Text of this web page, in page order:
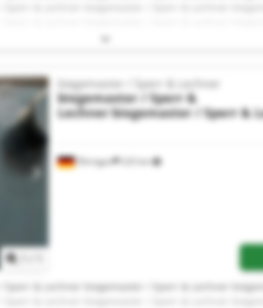
Sperr & Lechner biegemaster / Sperr & Lechner
Öhringen 225 km
biegemaster / Sperr & Lechner
biegemaster / Sperr &
Lechner biegemaster / Sperr &
Sperr & Lechner biegemaster / Sperr & Lechner